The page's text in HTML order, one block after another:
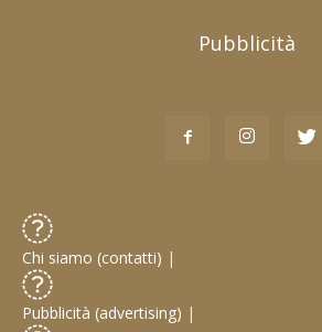
Pubblicità
Chi siamo (contatti) |
Pubblicità (advertising) |